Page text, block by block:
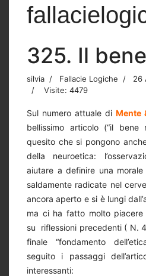
325. Il
silvia Fallacie Logiche
26
Visite: 4479
Sul numero attuale di Mente
bellissimo articolo (“il
quesito che si pongono
della neuroetica:
aiutare a definire una morale
saldamente radicate nel
ancora aperto e si è lungi
ma ci ha fatto molto piacere
su riflessioni precedenti ( N.
finale “fondamento
seguito i passaggi
interessanti: